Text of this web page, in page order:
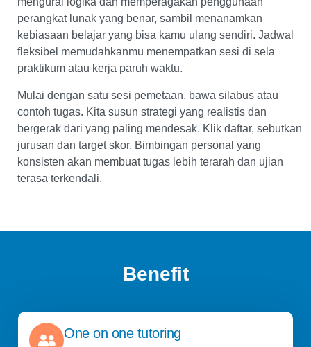
perangkat lunak yang benar, sambil menanamkan
kebiasaan belajar yang bisa kamu ulang sendiri. Jadwal
fleksibel memudahkanmu menempatkan sesi di sela
praktikum atau kerja paruh waktu.
Mulai dengan satu sesi pemetaan, bawa silabus atau
contoh tugas. Kita susun strategi yang realistis dan
bergerak dari yang paling mendesak. Klik daftar, sebutkan
jurusan dan target skor. Bimbingan personal yang
konsisten akan membuat tugas lebih terarah dan ujian
terasa terkendali.
Benefit
One on one tutoring